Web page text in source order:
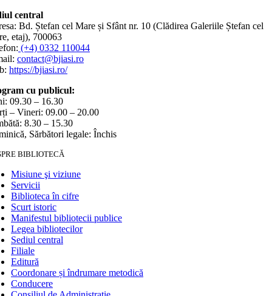
central
Bd. Ștefan cel Mare și Sfânt nr. 10 (Clădirea Galeriile Ștefan cel
etaj), 700063
(+4) 0332 110044
contact@bjiasi.ro
https://bjiasi.ro/
cu publicul:
09.30 – 16.30
– Vineri: 09.00 – 20.00
8.30 – 15.30
Sărbători legale: Închis
BIBLIOTECĂ
Misiune şi viziune
Servicii
Biblioteca în cifre
Scurt istoric
Manifestul bibliotecii publice
Legea bibliotecilor
Sediul central
Filiale
Editură
Coordonare și îndrumare metodică
Conducere